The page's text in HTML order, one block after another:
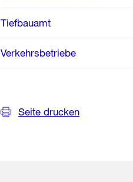
Tiefbauamt
Verkehrsbetriebe
Seite drucken